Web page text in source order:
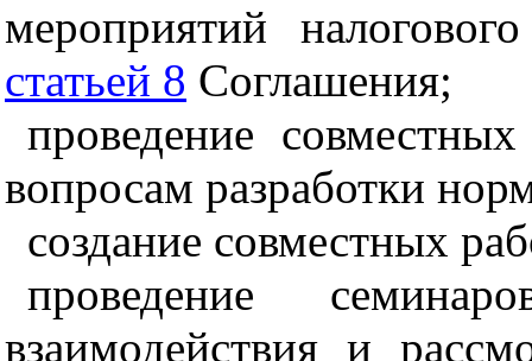
мероприятий
статьей 8 Соглашения;
проведение
вопросам разработки
создание совместных
проведение
взаимодействия и